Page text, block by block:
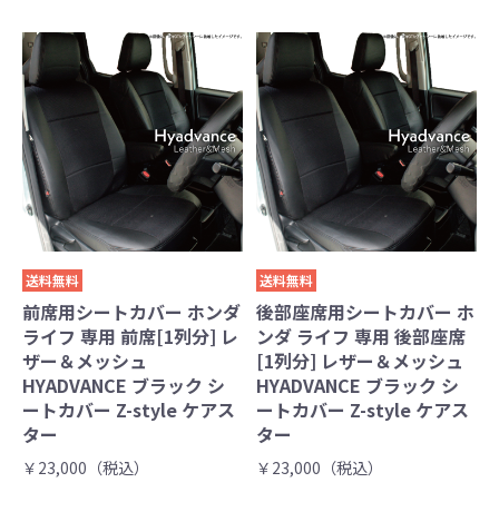
送料無料
前席用シートカバー ホンダ
ライフ 専用 前席[1列分] レ
ザー＆メッシュ
HYADVANCE ブラック シ
ートカバー Z-style ケアス
ター
￥23,000（税込）
送料無料
後部座席用シートカバー ホ
ンダ ライフ 専用 後部座席
[1列分] レザー＆メッシュ
HYADVANCE ブラック シ
ートカバー Z-style ケアス
ター
￥23,000（税込）